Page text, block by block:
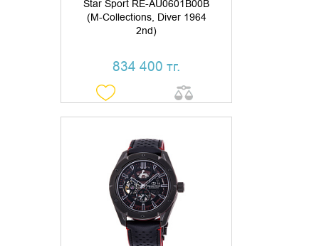
Star Sport RE-AU0601B00B
(M-Collections, Diver 1964
2nd)
834 400 тг.
УТОЧНИТЬ НАЛИЧИЕ